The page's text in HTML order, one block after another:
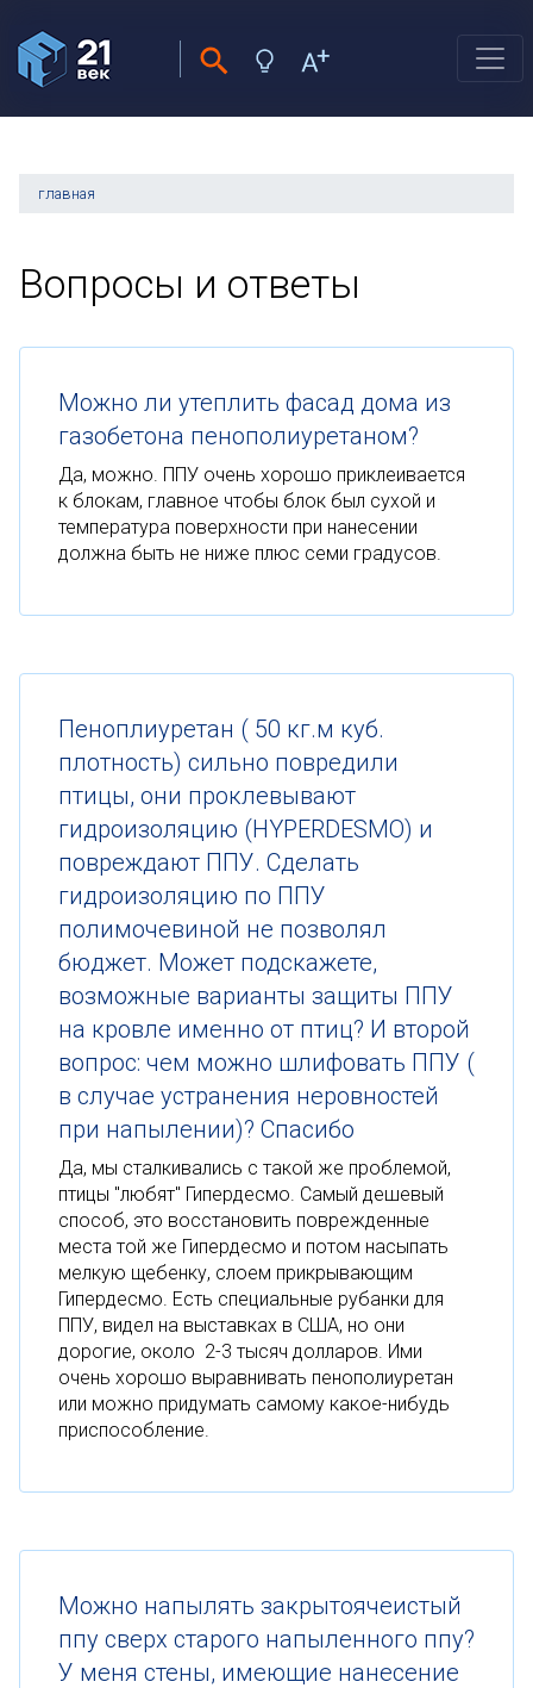
главная
Вопросы и ответы
Можно ли утеплить фасад дома из
газобетона пенополиуретаном?
Да, можно. ППУ очень хорошо приклеивается
к блокам, главное чтобы блок был сухой и
температура поверхности при нанесении
должна быть не ниже плюс семи градусов.
Пеноплиуретан ( 50 кг.м куб.
плотность) сильно повредили
птицы, они проклевывают
гидроизоляцию (HYPERDESMO) и
повреждают ППУ. Сделать
гидроизоляцию по ППУ
полимочевиной не позволял
бюджет. Может подскажете,
возможные варианты защиты ППУ
на кровле именно от птиц? И второй
вопрос: чем можно шлифовать ППУ (
в случае устранения неровностей
при напылении)? Спасибо
Да, мы сталкивались с такой же проблемой,
птицы "любят" Гипердесмо. Самый дешевый
способ, это восстановить поврежденные
места той же Гипердесмо и потом насыпать
мелкую щебенку, слоем прикрывающим
Гипердесмо. Есть специальные рубанки для
ППУ, видел на выставках в США, но они
дорогие, около 2-3 тысяч долларов. Ими
очень хорошо выравнивать пенополиуретан
или можно придумать самому какое-нибудь
приспособление.
Можно напылять закрытоячеистый
ппу сверх старого напыленного ппу?
У меня стены, имеющие нанесение